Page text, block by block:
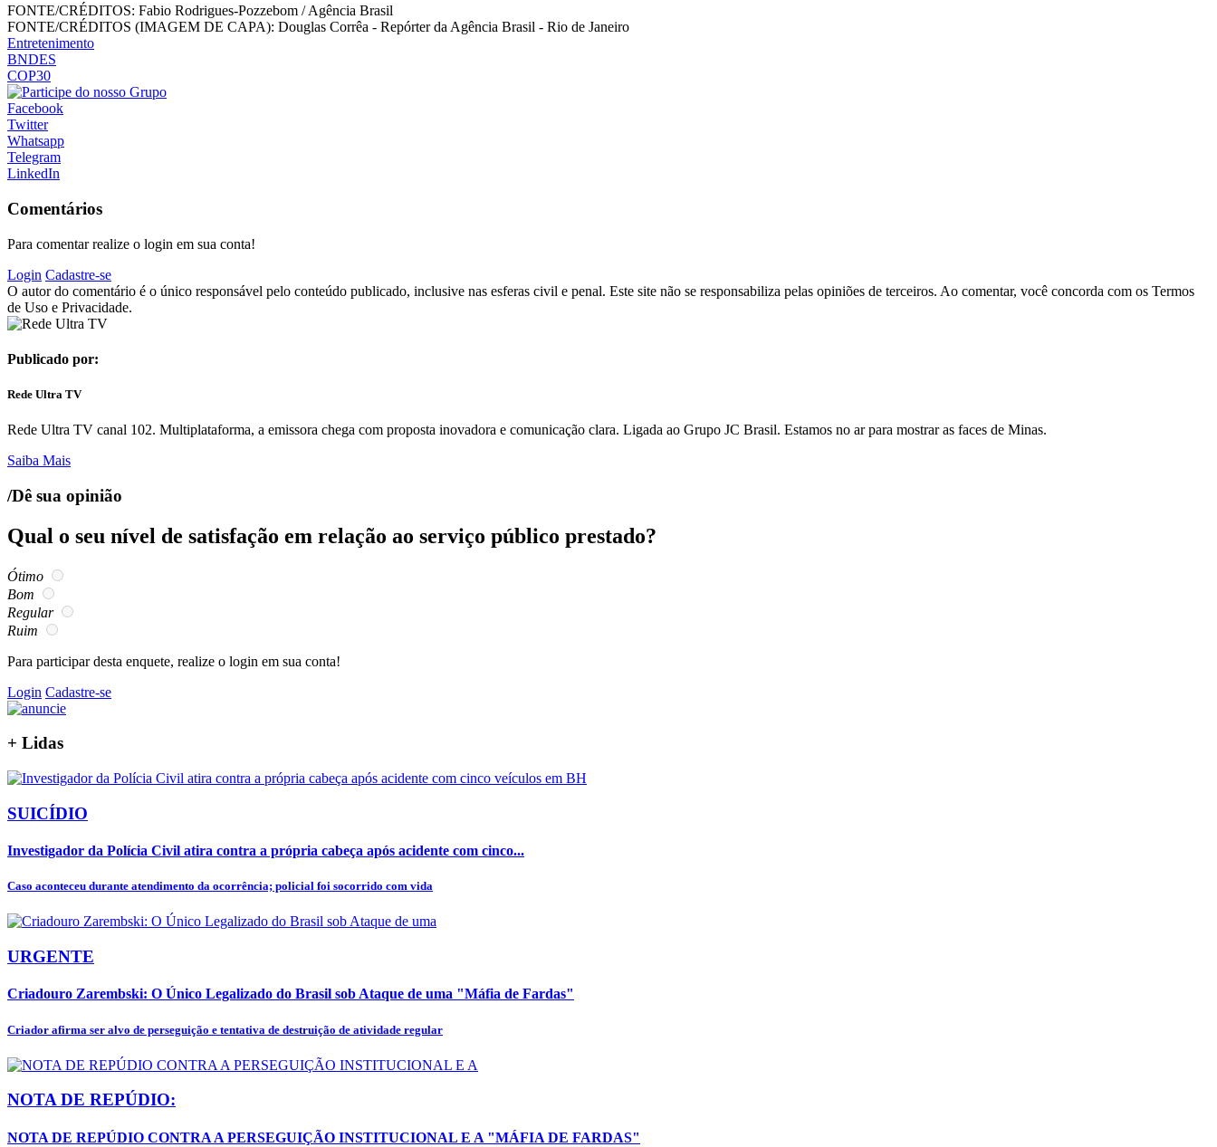
FONTE/CRÉDITOS: Fabio Rodrigues-Pozzebom / Agência Brasil
FONTE/CRÉDITOS (IMAGEM DE CAPA): Douglas Corrêa - Repórter da Agência Brasil - Rio de Janeiro
Entretenimento
BNDES
COP30
Facebook
Twitter
Whatsapp
Telegram
LinkedIn
Comentários
Para comentar realize o login em sua conta!
Login Cadastre-se
O autor do comentário é o único responsável pelo conteúdo publicado, inclusive nas esferas civil e penal. Este site não se responsabiliza pelas opiniões de terceiros. Ao comentar, você concorda com os Termos
de Uso e Privacidade.
Publicado por:
Rede Ultra TV
Rede Ultra TV canal 102. Multiplataforma, a emissora chega com proposta inovadora e comunicação clara. Ligada ao Grupo JC Brasil. Estamos no ar para mostrar as faces de Minas.
Saiba Mais
/Dê sua opinião
Qual o seu nível de satisfação em relação ao serviço público prestado?
Ótimo
Bom
Regular
Ruim
Para participar desta enquete, realize o login em sua conta!
Login Cadastre-se
+ Lidas
SUICÍDIO
Investigador da Polícia Civil atira contra a própria cabeça após acidente com cinco...
Caso aconteceu durante atendimento da ocorrência; policial foi socorrido com vida
URGENTE
Criadouro Zarembski: O Único Legalizado do Brasil sob Ataque de uma "Máfia de Fardas"
Criador afirma ser alvo de perseguição e tentativa de destruição de atividade regular
NOTA DE REPÚDIO:
NOTA DE REPÚDIO CONTRA A PERSEGUIÇÃO INSTITUCIONAL E A "MÁFIA DE FARDAS"